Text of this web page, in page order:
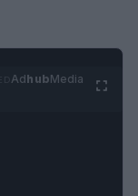
AdhubMedia